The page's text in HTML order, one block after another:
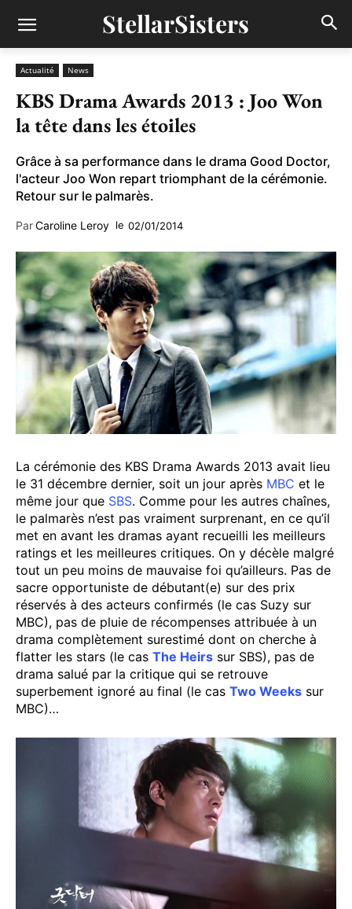
StellarSisters
Actualité News
KBS Drama Awards 2013 : Joo Won
la tête dans les étoiles
Grâce à sa performance dans le drama Good Doctor,
l'acteur Joo Won repart triomphant de la cérémonie.
Retour sur le palmarès.
ParCaroline Leroy le 02/01/2014
La cérémonie des KBS Drama Awards 2013 avait lieu
le 31 décembre dernier, soit un jour après MBC et le
même jour que SBS. Comme pour les autres chaînes,
le palmarès n’est pas vraiment surprenant, en ce qu’il
met en avant les dramas ayant recueilli les meilleurs
ratings et les meilleures critiques. On y décèle malgré
tout un peu moins de mauvaise foi qu’ailleurs. Pas de
sacre opportuniste de débutant(e) sur des prix
réservés à des acteurs confirmés (le cas Suzy sur
MBC), pas de pluie de récompenses attribuée à un
drama complètement surestimé dont on cherche à
flatter les stars (le cas The Heirs sur SBS), pas de
drama salué par la critique qui se retrouve
superbement ignoré au final (le cas Two Weeks sur
MBC)…